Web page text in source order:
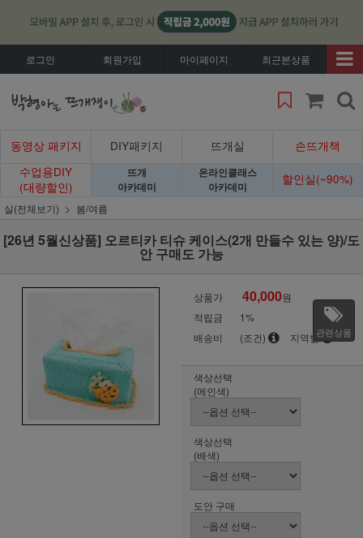
로그인 회원가입 마이페이지 최근본상품
동영상 패키지 DIY패키지 뜨개실
손뜨개책
수업용DIY
(대량할인)
뜨개
아카데미
온라인클래스
아카데미
할인실(~90%)
실(전체보기) 봄/여름
[26년 5월신상품] 오르티카 티슈 케이스(2개 만들수 있는 양)/도
안 구매도 가능
상품가 40,000원
적립금
1%
배송비
(조건) 지역별관련상품
색상선택
(메인색)
색상선택
(배색)
도안 구매